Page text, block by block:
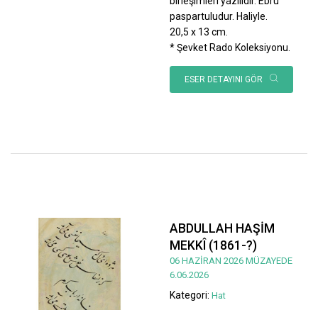
paspartuludur. Haliyle.
20,5 x 13 cm.
* Şevket Rado Koleksiyonu.
ESER DETAYINI GÖR
ABDULLAH HAŞİM
MEKKÎ (1861-?)
06 HAZİRAN 2026 MÜZAYEDE
6.06.2026
Kategori: Hat